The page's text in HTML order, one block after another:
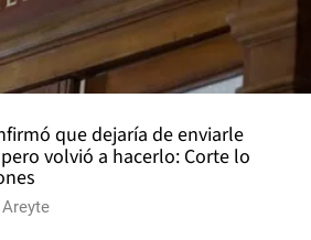
que dejaría de enviarle
volvió a hacerlo: Corte lo